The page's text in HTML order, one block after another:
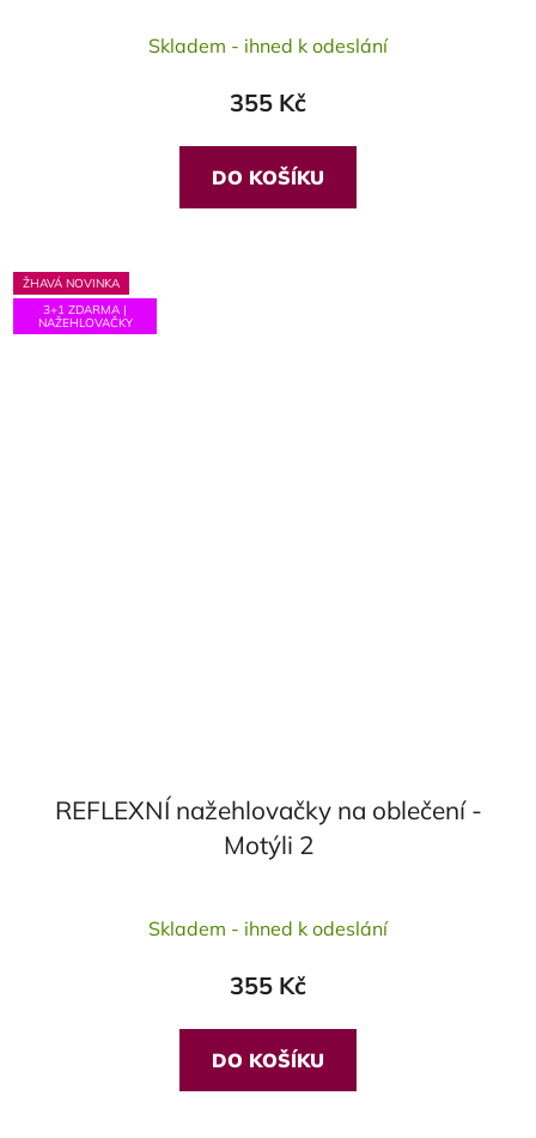
Skladem - ihned k odeslání
355 Kč
DO KOŠÍKU
ŽHAVÁ NOVINKA
3+1 ZDARMA |
NAŽEHLOVAČKY
REFLEXNÍ nažehlovačky na oblečení -
Motýli 2
Skladem - ihned k odeslání
355 Kč
DO KOŠÍKU